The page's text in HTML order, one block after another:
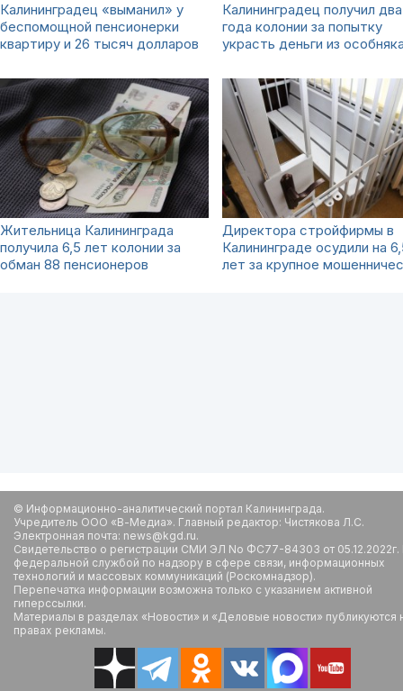
Калининградец «выманил» у
беспомощной пенсионерки
квартиру и 26 тысяч долларов
Калининградец получил два
года колонии за попытку
украсть деньги из
Жительница Калининграда
получила 6,5 лет колонии за
обман 88 пенсионеров
Директора стройфирмы в
Калининграде осудили на
лет за крупное
© Информационно-аналитический портал Калининграда.
Учредитель ООО «В-Медиа». Главный редактор: Чистякова Л.С.
Электронная почта: news@kgd.ru.
Свидетельство о регистрации СМИ ЭЛ No ФС77-84303 от
федеральной службой по надзору в сфере связи, информационных
технологий и массовых коммуникаций (Роскомнадзор).
Перепечатка информации возможна только с указанием активной
гиперссылки.
Материалы в разделах «Новости» и «Деловые новости» публикуются
правах рекламы.